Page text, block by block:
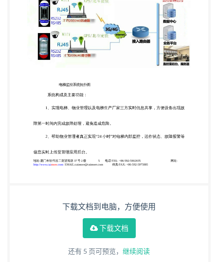
高了电梯安全运行，减少了电缆材料，缩短了 施工工
时，降低了系统造价。 电梯监控系统拓扑图 系统构
成及主要功能： 1、实现电梯、物业管理以及电梯生
产厂家三方实时信息共享，方便设备出现故 障第一时
间内完成故障处理，避免造成危险。 2、帮助物业管
理者真正实现“24 小时”对电梯内部监控，运作状态、
故障报警等 信息实时上传至管理应用后台。 地址:厦
门市软件园二期望海路 37 号 2 楼 5 电话/TEL: +86-
592-5902655 http://www.caimore.com
EMAIL:caimore@caimore.com 传真/FAX: +86-592-
5975885 网址: 厦门才 茂 通 信 科 技 有 限 公 司
Xiamen Caimore Communication Technology Co,.Ltd
业管理的服务质量和效益。 4、可靠的后台数据报表
为物业管理提供决策依据，提高电梯各种保养修复的
跟 进进度，降低物业管理的运营成本，以及安全事项
的预防。 5、站点视频监控、图像抓拍，查看各电梯
下载文档到电脑，方便使用
下载文档
还有 5 页可预览， 继续阅读